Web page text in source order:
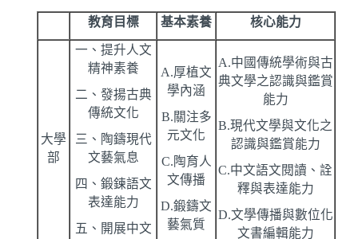
教育目標 基本素養 核心能力
大學
部
一、提升人文
精神素養
二、發揚古典
傳統文化
三、陶鑄現代
文藝氣息
四、鍛鍊語文
表達能力
五、開展中文
A.厚植文
學內涵
B.關注多
元文化
C.陶育人
文傳播
D.鍛鑄文
藝氣質
A.中國傳統學術與古
典文學之認識與鑑賞
能力
B.現代文學與文化之
認識與鑑賞能力
C.中文語文閱讀、詮
釋與表達能力
D.文學傳播與數位化
文書編輯能力